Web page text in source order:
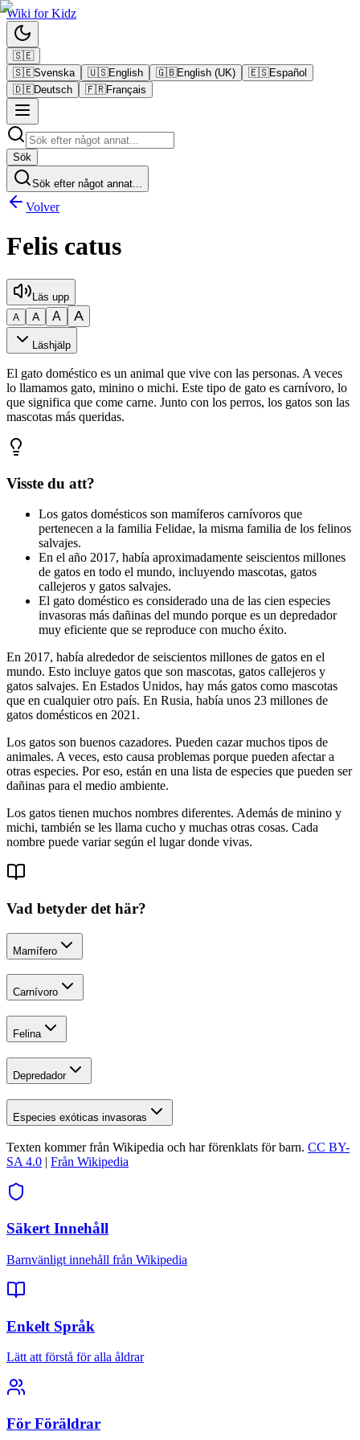
Wiki forKidz
🇸🇪
🇸🇪Svenska 🇺🇸English 🇬🇧English (UK) 🇪🇸Español
🇩🇪Deutsch 🇫🇷Français
Sök
Sök efter något annat...
Volver
Felis catus
Läs upp
A A A A
Läshjälp
El gato doméstico es un animal que vive con las personas. A veces
lo llamamos gato, minino o michi. Este tipo de gato es carnívoro, lo
que significa que come carne. Junto con los perros, los gatos son las
mascotas más queridas.
Visste du att?
Los gatos domésticos son mamíferos carnívoros que
pertenecen a la familia Felidae, la misma familia de los felinos
salvajes.
En el año 2017, había aproximadamente seiscientos millones
de gatos en todo el mundo, incluyendo mascotas, gatos
callejeros y gatos salvajes.
El gato doméstico es considerado una de las cien especies
invasoras más dañinas del mundo porque es un depredador
muy eficiente que se reproduce con mucho éxito.
En 2017, había alrededor de seiscientos millones de gatos en el
mundo. Esto incluye gatos que son mascotas, gatos callejeros y
gatos salvajes. En Estados Unidos, hay más gatos como mascotas
que en cualquier otro país. En Rusia, había unos 23 millones de
gatos domésticos en 2021.
Los gatos son buenos cazadores. Pueden cazar muchos tipos de
animales. A veces, esto causa problemas porque pueden afectar a
otras especies. Por eso, están en una lista de especies que pueden ser
dañinas para el medio ambiente.
Los gatos tienen muchos nombres diferentes. Además de minino y
michi, también se les llama cucho y muchas otras cosas. Cada
nombre puede variar según el lugar donde vivas.
Vad betyder det här?
Mamífero
Carnívoro
Felina
Depredador
Especies exóticas invasoras
Texten kommer från Wikipedia och har förenklats för barn. CC BY-
SA 4.0 | Från Wikipedia
Säkert Innehåll
Barnvänligt innehåll från Wikipedia
Enkelt Språk
Lätt att förstå för alla åldrar
För Föräldrar